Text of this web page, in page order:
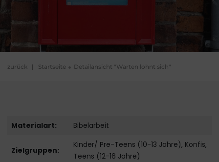
zurück | Startseite Detailansicht "Warten lohnt sich"
Materialart: Bibelarbeit
Zielgruppen:
Kinder/ Pre-Teens (10-13 Jahre), Konfis,
Teens (12-16 Jahre)